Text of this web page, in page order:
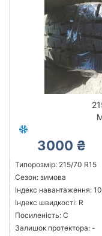
3000 ₴
Типорозмір: 215/70 R15
Сезон: зимова
Індекс навантаження:
Індекс швидкості: R
Посиленість: C
Залишок протектора: -